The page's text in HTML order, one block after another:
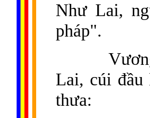
Như Lai,
pháp".
Lai, cúi đầu
thưa: